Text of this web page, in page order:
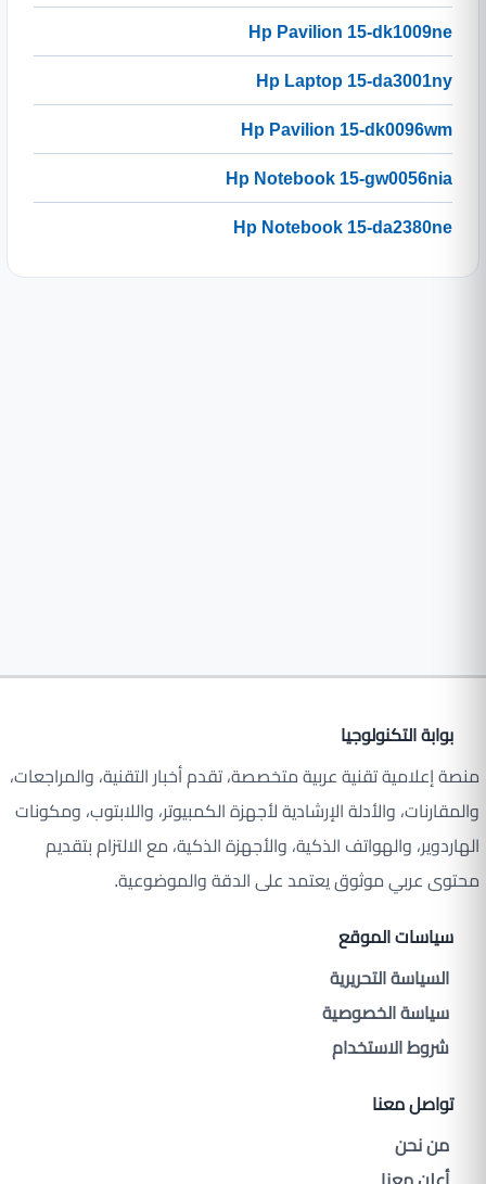
Hp Pavilion 15-dk1009ne
Hp Laptop 15-da3001ny
Hp Pavilion 15-dk0096wm
Hp Notebook 15-gw0056nia
Hp Notebook 15-da2380ne
بوابة التكنولوجيا
منصة إعلامية تقنية عربية متخصصة، تقدم أخبار التقنية، والمراجعات،
والمقارنات، والأدلة الإرشادية لأجهزة الكمبيوتر، واللابتوب، ومكونات
الهاردوير، والهواتف الذكية، والأجهزة الذكية، مع الالتزام بتقديم
محتوى عربي موثوق يعتمد على الدقة والموضوعية.
سياسات الموقع
السياسة التحريرية
سياسة الخصوصية
شروط الاستخدام
تواصل معنا
من نحن